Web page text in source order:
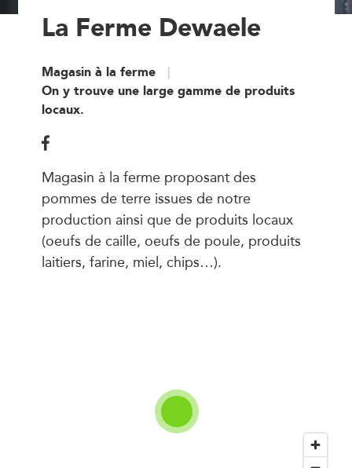
La Ferme Dewaele
Magasin à la ferme
On y trouve une large gamme de produits
locaux.
Magasin à la ferme proposant des
pommes de terre issues de notre
production ainsi que de produits locaux
(oeufs de caille, oeufs de poule, produits
laitiers, farine, miel, chips…).